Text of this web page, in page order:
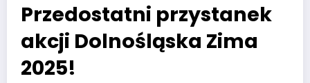
Przedostatni przystanek
akcji Dolnośląska Zima
2025!